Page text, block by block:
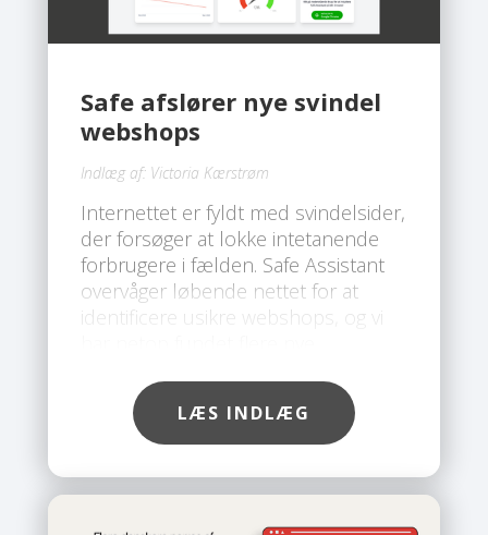
Safe afslører nye svindel
webshops
Indlæg af: Victoria Kærstrøm
Internettet er fyldt med svindelsider,
der forsøger at lokke intetanende
forbrugere i fælden. Safe Assistant
overvåger løbende nettet for at
identificere usikre webshops, og vi
LÆS INDLÆG